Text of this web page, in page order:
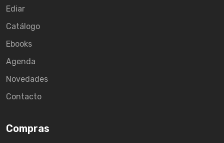
Ediar
Catálogo
Ebooks
Agenda
Novedades
Contacto
Compras